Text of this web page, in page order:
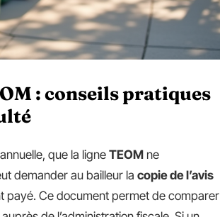
: conseils pratiques
que la ligne TEOM ne
demander au bailleur la copie de l’avis
payé. Ce document permet de comparer